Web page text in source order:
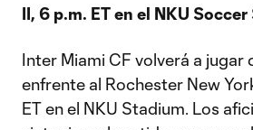
II, 6 p.m. ET en el NKU
Inter Miami CF volverá a jugar
enfrente al Rochester New
ET en el NKU Stadium. Los